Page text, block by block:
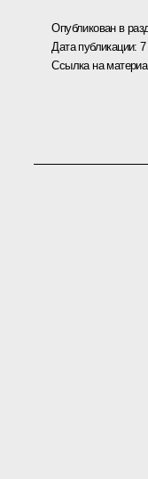
Опубликован в
Дата публикации:7
Ссылка на